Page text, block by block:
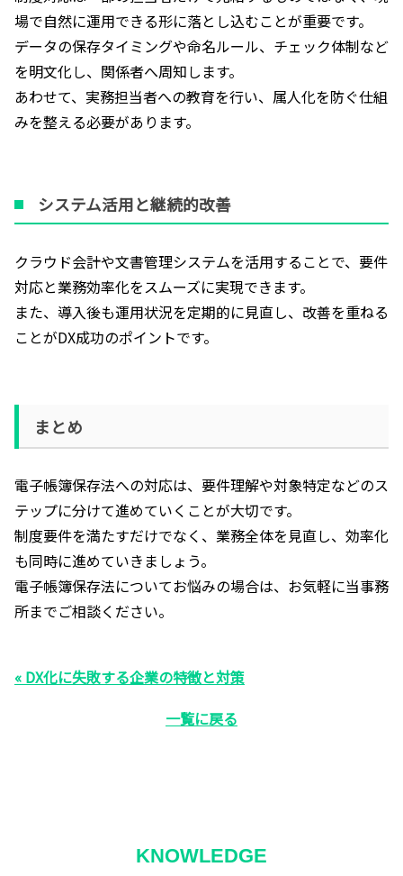
場で自然に運用できる形に落とし込むことが重要です。
データの保存タイミングや命名ルール、チェック体制など
を明文化し、関係者へ周知します。
あわせて、実務担当者への教育を行い、属人化を防ぐ仕組
みを整える必要があります。
システム活用と継続的改善
クラウド会計や文書管理システムを活用することで、要件
対応と業務効率化をスムーズに実現できます。
また、導入後も運用状況を定期的に見直し、改善を重ねる
ことがDX成功のポイントです。
まとめ
電子帳簿保存法への対応は、要件理解や対象特定などのス
テップに分けて進めていくことが大切です。
制度要件を満たすだけでなく、業務全体を見直し、効率化
も同時に進めていきましょう。
電子帳簿保存法についてお悩みの場合は、お気軽に当事務
所までご相談ください。
« DX化に失敗する企業の特徴と対策
一覧に戻る
KNOWLEDGE